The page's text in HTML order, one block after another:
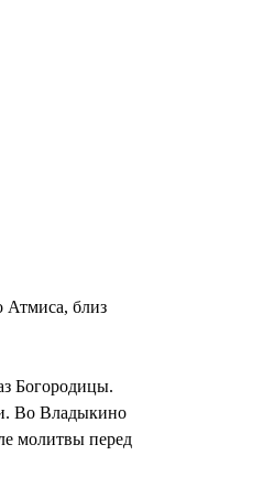
Атмиса, близ
Богородицы.
Во Владыкино
молитвы перед